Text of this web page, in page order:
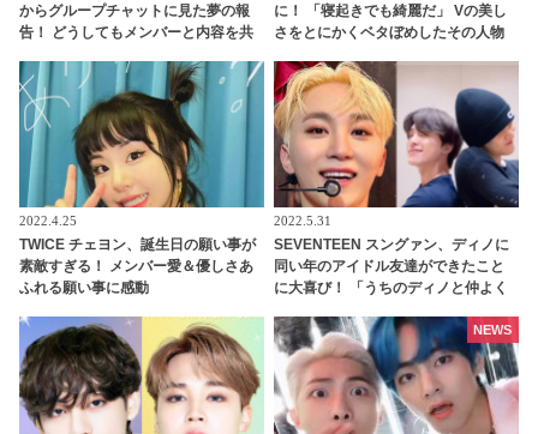
からグループチャットに見た夢の報
告！ どうしてもメンバーと内容を共
っこり
に！ 「寝起きでも綺麗だ」 Vの美し
さをとにかくベタぼめしたその人物
ビジュアルにファン感動
2022.4.25
TWICE チェヨン、誕生日の願い事が
素敵すぎる！ メンバー愛＆優しさあ
ふれる願い事に感動
2022.5.31
SEVENTEEN スングァン、ディノに
同い年のアイドル友達ができたこと
に大喜び！ 「うちのディノと仲よく
て動画を再生しまくり！ ディノの友
達とはいったいダレ？
NEWS